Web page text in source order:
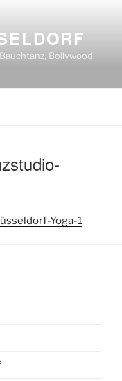
Bollywood,
Yoga-1